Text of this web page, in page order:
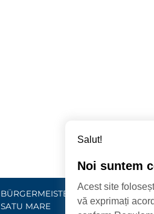
BÜRGERMEISTERAMT DER STADT
SATU MARE
Salut!
Noi suntem
Acest site
vă exprimați